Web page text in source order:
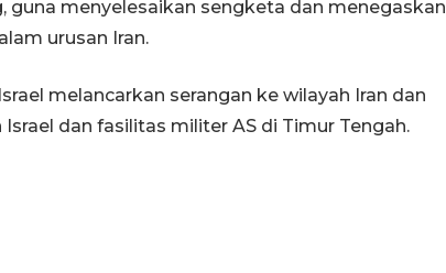
guna menyelesaikan sengketa dan menegaskan
urusan Iran.
melancarkan serangan ke wilayah Iran dan
dan fasilitas militer AS di Timur Tengah.